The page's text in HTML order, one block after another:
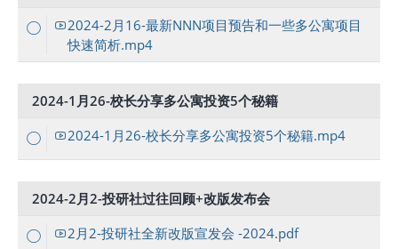
2024-2月16-最新NNN项目预告和一些多公寓项目
快速简析.mp4
2024-1月26-校长分享多公寓投资5个秘籍
2024-1月26-校长分享多公寓投资5个秘籍.mp4
2024-2月2-投研社过往回顾+改版发布会
2月2-投研社全新改版宣发会 -2024.pdf